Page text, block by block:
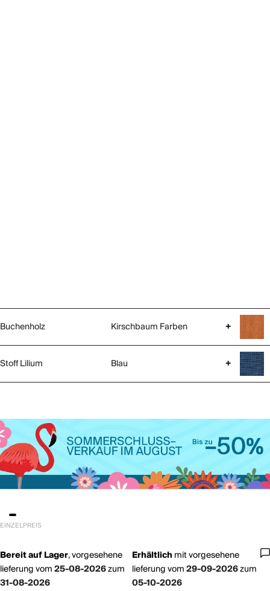
Buchenholz Kirschbaum Farben +
Stoff Lilium Blau +
EINZELPREIS
Bereit auf Lager,vorgesehene
lieferung vom25-08-2026zum
31-08-2026
Erhältlich mitvorgesehene
lieferung vom29-09-2026zum
05-10-2026